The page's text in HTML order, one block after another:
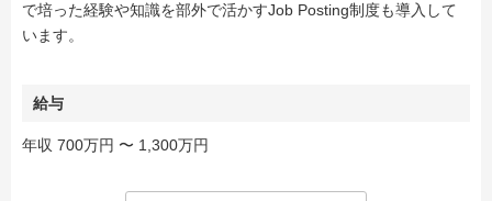
で培った経験や知識を部外で活かすJob Posting制度も導入して
います。
給与
年収 700万円 〜 1,300万円